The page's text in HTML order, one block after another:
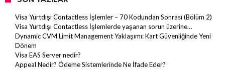
Visa Yurtdışı Contactless İşlemler – 70 Kodundan Sonrası (Bölüm 2)
Visa Yurtdışı Contactless İşlemlerde yaşanan sorun üzerine…
Dynamic CVM Limit Management Yaklaşımı: Kart Güvenliğinde Yeni
Dönem
Visa EAS Server nedir?
Appeal Nedir? Ödeme Sistemlerinde Ne İfade Eder?